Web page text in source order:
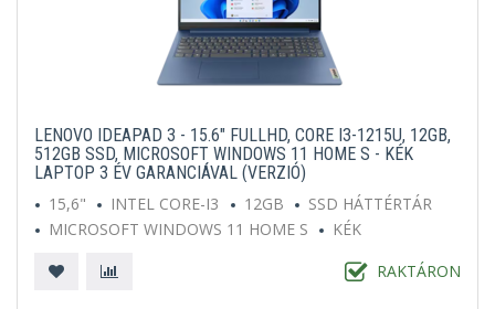
LENOVO IDEAPAD 3 - 15.6" FULLHD, CORE I3-1215U, 12GB,
512GB SSD, MICROSOFT WINDOWS 11 HOME S - KÉK
LAPTOP 3 ÉV GARANCIÁVAL (VERZIÓ)
15,6"
INTEL CORE-I3 12GB
SSD HÁTTÉRTÁR
MICROSOFT WINDOWS 11 HOME S
KÉK
RAKTÁRON